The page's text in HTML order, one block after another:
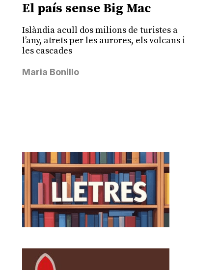
El país sense Big Mac
Islàndia acull dos milions de turistes a
l’any, atrets per les aurores, els volcans i
les cascades
Maria Bonillo